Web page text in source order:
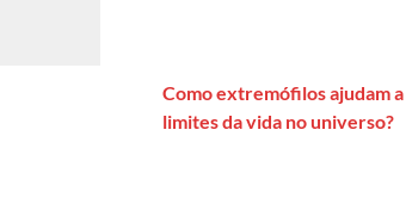
Como extremófilos ajudam
limites da vida no universo?